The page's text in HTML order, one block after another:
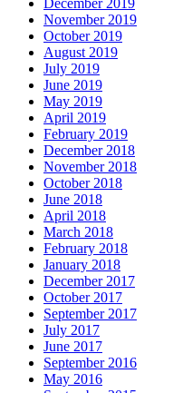
November 2019
October 2019
August 2019
July 2019
June 2019
May 2019
April 2019
February 2019
December 2018
November 2018
October 2018
June 2018
April 2018
March 2018
February 2018
January 2018
December 2017
October 2017
September 2017
July 2017
June 2017
September 2016
May 2016